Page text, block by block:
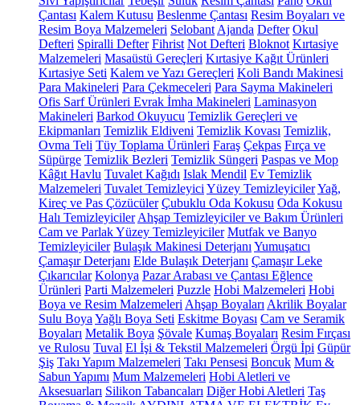
Çantası Kalem Kutusu Beslenme Çantası Resim Boyaları ve
Resim Boya Malzemeleri Selobant Ajanda Defter Okul
Defteri Spiralli Defter Fihrist Not Defteri Bloknot Kırtasiye
Malzemeleri Masaüstü Gereçleri Kırtasiye Kağıt Ürünleri
Kırtasiye Seti Kalem ve Yazı Gereçleri Koli Bandı Makinesi
Para Makineleri Para Çekmeceleri Para Sayma Makineleri
Ofis Sarf Ürünleri Evrak İmha Makineleri Laminasyon
Makineleri Barkod Okuyucu Temizlik Gereçleri ve
Ekipmanları Temizlik Eldiveni Temizlik Kovası Temizlik,
Ovma Teli Tüy Toplama Ürünleri Faraş Çekpas Fırça ve
Süpürge Temizlik Bezleri Temizlik Süngeri Paspas ve Mop
Kâğıt Havlu Tuvalet Kağıdı Islak Mendil Ev Temizlik
Malzemeleri Tuvalet Temizleyici Yüzey TemizleyicilerYağ,
Kireç ve Pas Çözücüler Çubuklu Oda Kokusu Oda Kokusu
Halı Temizleyiciler Ahşap Temizleyiciler ve Bakım Ürünleri
Cam ve Parlak Yüzey Temizleyiciler Mutfak ve Banyo
Temizleyiciler Bulaşık Makinesi Deterjanı Yumuşatıcı
Çamaşır Deterjanı Elde Bulaşık Deterjanı Çamaşır Leke
Çıkarıcılar Kolonya Pazar Arabası ve Çantası Eğlence
Ürünleri Parti Malzemeleri Puzzle Hobi Malzemeleri Hobi
Boya ve Resim Malzemeleri Ahşap Boyaları Akrilik Boyalar
Sulu Boya Yağlı Boya Seti Eskitme Boyası Cam ve Seramik
Boyaları Metalik Boya Şövale Kumaş Boyaları Resim Fırçası
ve Rulosu Tuval El İşi & Tekstil Malzemeleri Örgü İpi Güpür
Şiş Takı Yapım Malzemeleri Takı Pensesi Boncuk Mum &
Sabun Yapımı Mum Malzemeleri Hobi Aletleri ve
Aksesuarları Silikon Tabancaları Diğer Hobi Aletleri Taş